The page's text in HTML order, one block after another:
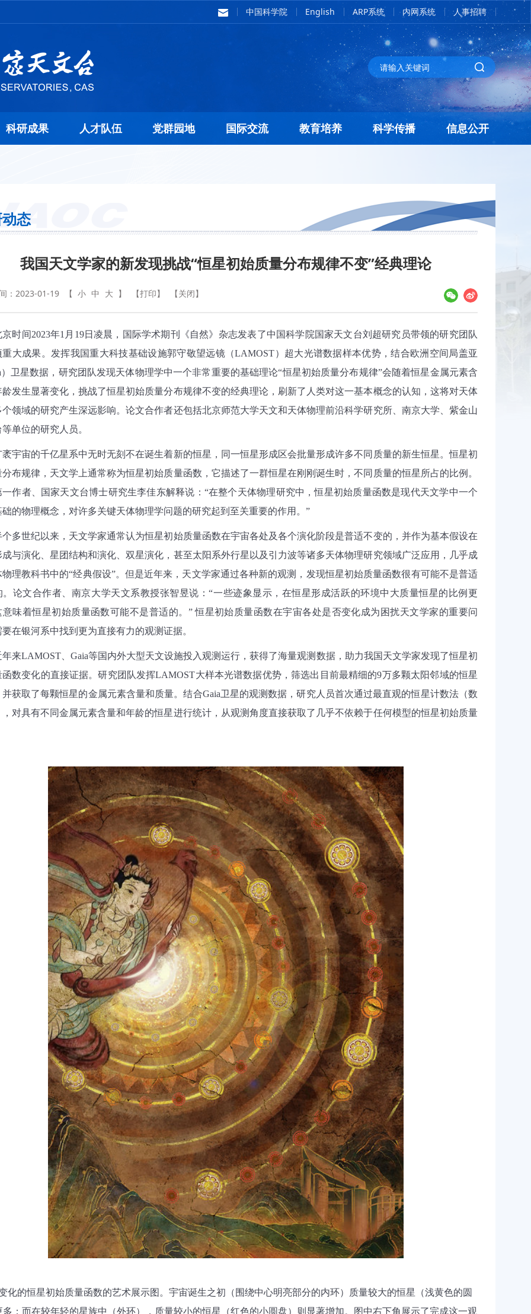
中国科学院 English ARP系统 内网系统 人事招聘
科研成果 人才队伍 党群园地 国际交流 教育培养 科学传播 信息公开
态
我国天文学家的新发现挑战“恒星初始质量分布规律不变”经典理论
：2023-01-19 【 小 中 大 】 【打印】 【关闭】
京时间2023年1 月 19日凌晨，国际学术期刊《自然》杂志发表了中国科学院国家天文台刘超研究员带领的研究团队
重大成果。发挥我国重大科技基础设施郭守敬望远镜（LAMOST）超大光谱数据样本优势，结合欧洲空间局盖亚
）卫星数据，研究团队发现天体物理学中一个非常重要的基础理论“恒星初始质量分布规律”会随着恒星金属元素含
龄发生显著变化，挑战了恒星初始质量分布规律不变的经典理论，刷新了人类对这一基本概念的认知，这将对天体
领域的研究产生深远影响。论文合作者还包括北京师范大学天文和天体物理前沿科学研究所、南京大学、紫金山
单位的研究人员。
袤宇宙的千亿星系中无时无刻不在诞生着新的恒星，同一恒星形成区会批量形成许多不同质量的新生恒星。恒星初
布规律，天文学上通常称为恒星初始质量函数，它描述了一群恒星在刚刚诞生时，不同质量的恒星所占的比例。
作者、国家天文台博士研究生李佳东解释说： “在整个天体物理研究中，恒星初始质量函数是现代天文学中一个
的物理概念，对许多关键天体物理学问题的研究起到至关重要的作用。 ”
个多世纪以来，天文学家通常认为恒星初始质量函数在宇宙各处及各个演化阶段是普适不变的，并作为基本假设在
成与演化、星团结构和演化、双星演化，甚至太阳系外行星以及引力波等诸多天体物理研究领域广泛应用，几乎成
物理教科书中的“经典假设”。但是近年来，天文学家通过各种新的观测，发现恒星初始质量函数很有可能不是普适
。论文合作者、南京大学天文系教授张智昱说：“一些迹象显示，在恒星形成活跃的环境中大质量恒星的比例更
意味着恒星初始质量函数可能不是普适的。 ”恒星初始质量函数在宇宙各处是否变化成为困扰天文学家的重要问
在银河系中找到更为直接有力的观测证据。
年来LAMOST、 Gaia等国内外大型天文设施投入观测运行，获得了海量观测数据，助力我国天文学家发现了恒星初
函数变化的直接证据。研究团队发挥LAMOST大样本光谱数据优势，筛选出目前最精细的9万多颗太阳邻域的恒星
并获取了每颗恒星的金属元素含量和质量。结合Gaia卫星的观测数据，研究人员首次通过最直观的恒星计数法（数
，对具有不同金属元素含量和年龄的恒星进行统计，从观测角度直接获取了几乎不依赖于任何模型的恒星初始质量
化的恒星初始质量函数的艺术展示图。宇宙诞生之初（围绕中心明亮部分的内环）质量较大的恒星（浅黄色的圆
多；而在较年轻的星族中（外环），质量较小的恒星（红色的小圆盘）则显著增加。图中右下角展示了完成这一观